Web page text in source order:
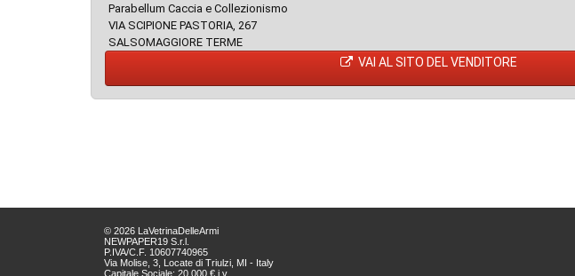
Parabellum Caccia e Collezionismo
VIA SCIPIONE PASTORIA, 267
SALSOMAGGIORE TERME
VAI AL SITO DEL VENDITORE
© 2026 LaVetrinaDelleArmi
NEWPAPER19 S.r.l.
P.IVA/C.F. 10607740965
Via Molise, 3, Locate di Triulzi, MI - Italy
Capitale Sociale: 20.000 € i.v.